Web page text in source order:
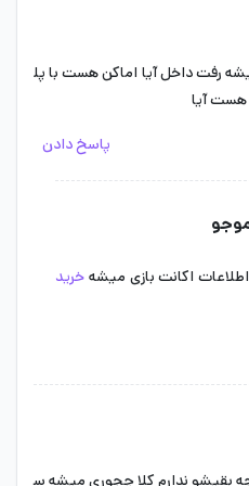
فرایند
خرید cp کالاف دیوتی
آنلاین سایت در پایین همه
های ما در ارتباط باشید.
رفت داخل آیا اماکن هست با پل
پاسخ دادن
اطلاعات اکانت بازی میشه خرید
بقیشو ندارم کلا چجوری میشه س